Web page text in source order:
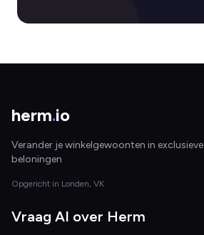
herm.io
Verander je winkelgewoonten in exclusieve
beloningen
Opgericht in Londen, VK
Vraag AI over Herm